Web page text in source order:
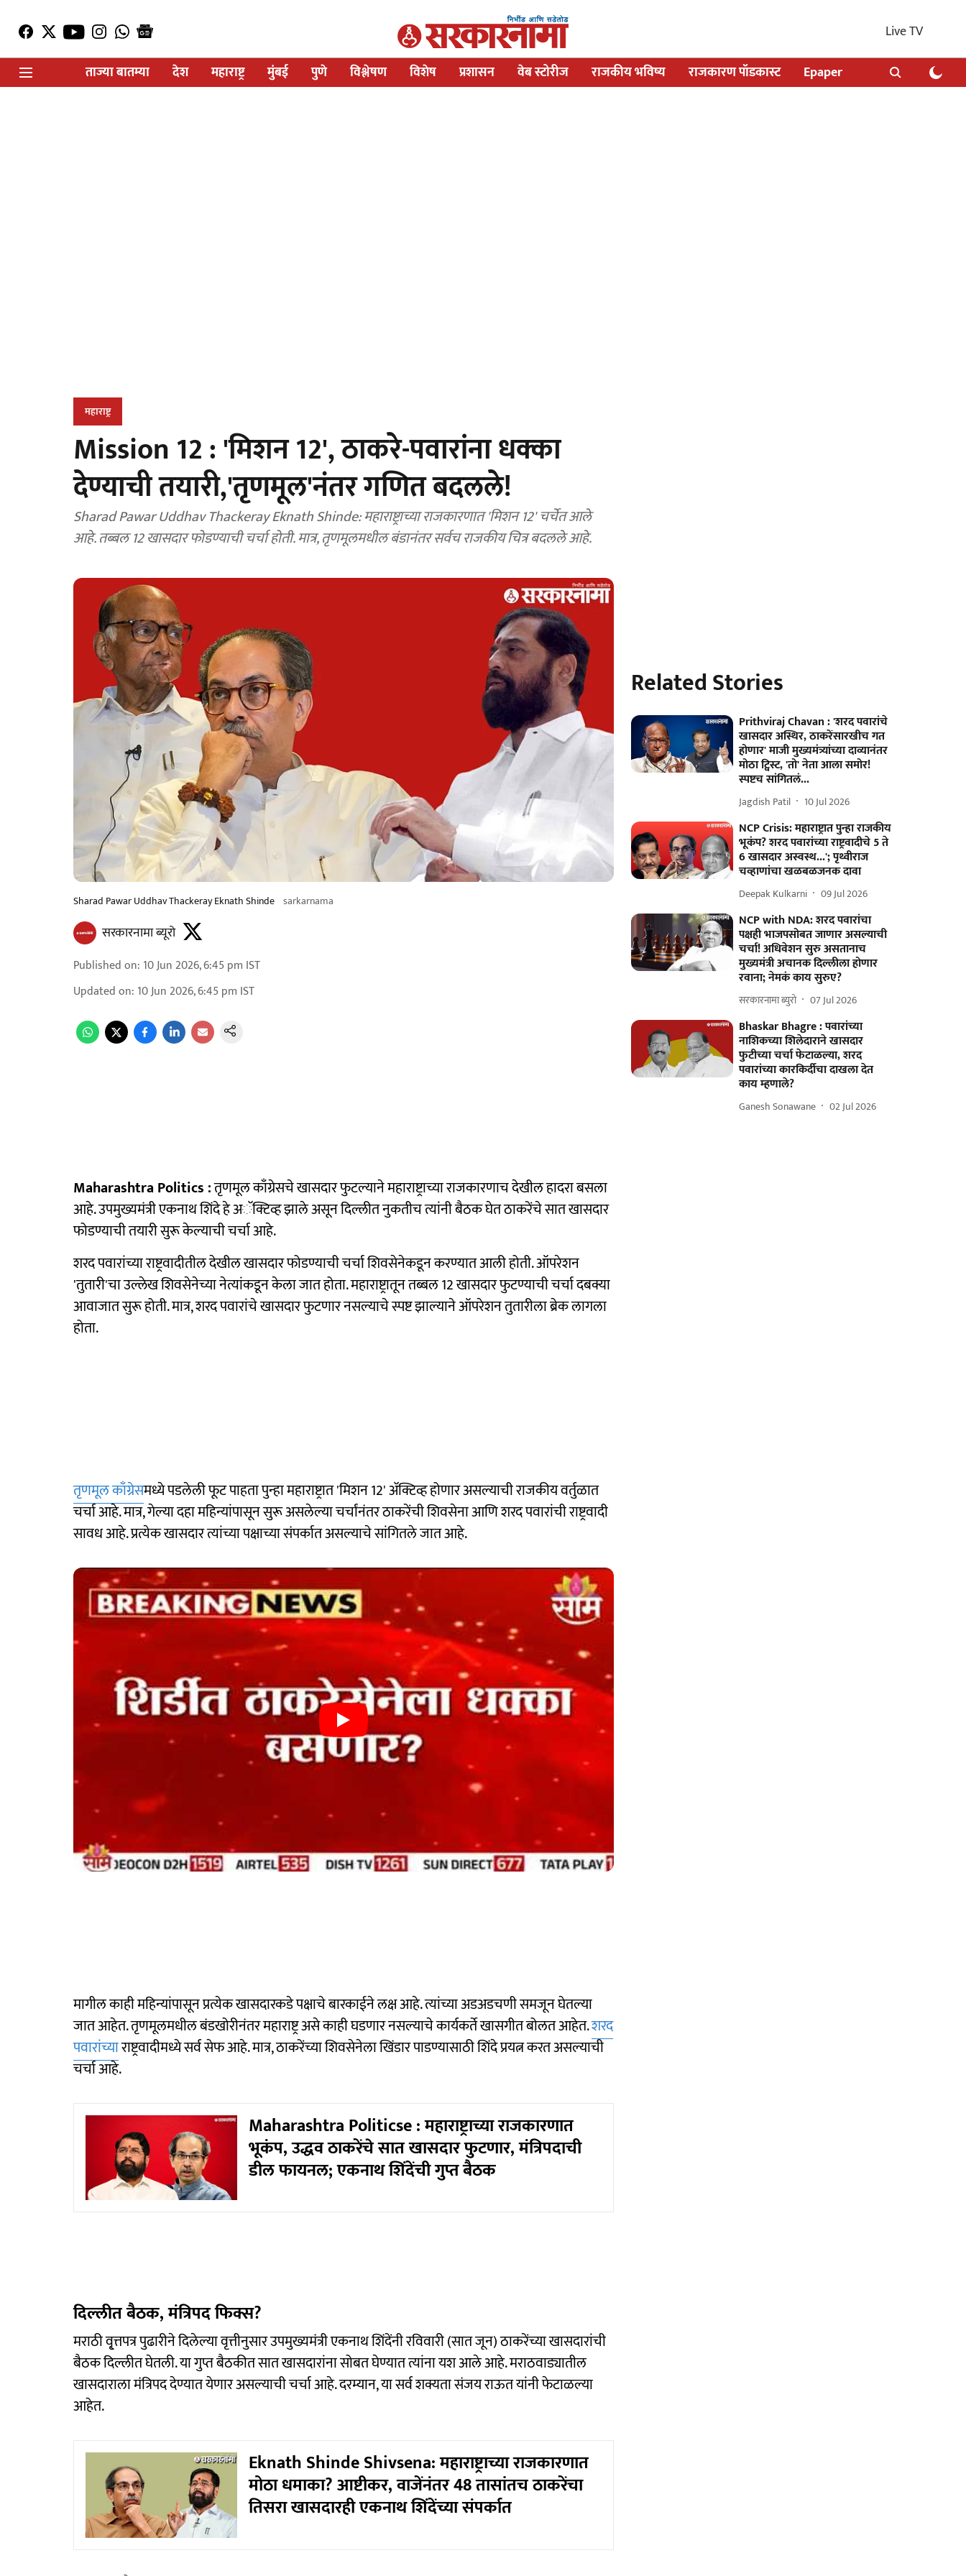
Live TV
ताज्या बातम्या
देश महाराष्ट्र मुंबई पुणे विश्लेषण विशेष प्रशासन वेब स्टोरीज राजकीय भविष्य राजकारण पॉडकास्ट Epaper
महाराष्ट्र
Mission 12 : 'मिशन 12', ठाकरे-पवारांना धक्का
देण्याची तयारी,'तृणमूल'नंतर गणित बदलले!
Sharad Pawar Uddhav Thackeray Eknath Shinde: महाराष्ट्राच्या राजकारणात 'मिशन 12' चर्चेत आले
आहे. तब्बल 12 खासदार फोडण्याची चर्चा होती. मात्र, तृणमूलमधील बंडानंतर सर्वच राजकीय चित्र बदलले आहे.
Sharad Pawar Uddhav Thackeray Eknath Shinde sarkarnama
सरकारनामा ब्यूरो
Published on: 10 Jun 2026, 6:45 pm IST
Updated on: 10 Jun 2026, 6:45 pm IST
Maharashtra Politics :तृणमूल काँग्रेसचे खासदार फुटल्याने महाराष्ट्राच्या राजकारणाच देखील हादरा बसला
आहे. उपमुख्यमंत्री एकनाथ शिंदे हे अॅक्टिव्ह झाले असून दिल्लीत नुकतीच त्यांनी बैठक घेत ठाकरेंचे सात खासदार
फोडण्याची तयारी सुरू केल्याची चर्चा आहे.
शरद पवारांच्या राष्ट्रवादीतील देखील खासदार फोडण्याची चर्चा शिवसेनेकडून करण्यात आली होती. ऑपरेशन
'तुतारी'चा उल्लेख शिवसेनेच्या नेत्यांकडून केला जात होता. महाराष्ट्रातून तब्बल 12 खासदार फुटण्याची चर्चा दबक्या
आवाजात सुरू होती. मात्र, शरद पवारांचे खासदार फुटणार नसल्याचे स्पष्ट झाल्याने ऑपरेशन तुतारीला ब्रेक लागला
होता.
तृणमूल काँग्रेसमध्ये पडलेली फूट पाहता पुन्हा महाराष्ट्रात 'मिशन 12' अ‍ॅक्टिव्ह होणार असल्याची राजकीय वर्तुळात
चर्चा आहे. मात्र, गेल्या दहा महिन्यांपासून सुरू असलेल्या चर्चांनंतर ठाकरेंची शिवसेना आणि शरद पवारांची राष्ट्रवादी
सावध आहे. प्रत्येक खासदार त्यांच्या पक्षाच्या संपर्कात असल्याचे सांगितले जात आहे.
मागील काही महिन्यांपासून प्रत्येक खासदारकडे पक्षाचे बारकाईने लक्ष आहे. त्यांच्या अडअडचणी समजून घेतल्या
जात आहेत. तृणमूलमधील बंडखोरीनंतर महाराष्ट्र असे काही घडणार नसल्याचे कार्यकर्ते खासगीत बोलत आहेत.शरद
पवारांच्याराष्ट्रवादीमध्ये सर्व सेफ आहे. मात्र, ठाकरेंच्या शिवसेनेला खिंडार पाडण्यासाठी शिंदे प्रयत्न करत असल्याची
चर्चा आहे.
Maharashtra Politicse : महाराष्ट्राच्या राजकारणात
भूकंप, उद्धव ठाकरेंचे सात खासदार फुटणार, मंत्रिपदाची
डील फायनल; एकनाथ शिंदेंची गुप्त बैठक
दिल्लीत बैठक, मंत्रिपद फिक्स?
मराठी वृ्त्तपत्र पुढारीने दिलेल्या वृत्तीनुसार उपमुख्यमंत्री एकनाथ शिंदेंनी रविवारी (सात जून) ठाकरेंच्या खासदारांची
बैठक दिल्लीत घेतली. या गुप्त बैठकीत सात खासदारांना सोबत घेण्यात त्यांना यश आले आहे. मराठवाड्यातील
खासदाराला मंत्रिपद देण्यात येणार असल्याची चर्चा आहे. दरम्यान, या सर्व शक्यता संजय राऊत यांनी फेटाळल्या
आहेत.
Eknath Shinde Shivsena: महाराष्ट्राच्या राजकारणात
मोठा धमाका? आष्टीकर, वाजेंनंतर 48 तासांतच ठाकरेंचा
तिसरा खासदारही एकनाथ शिंदेंच्या संपर्कात
Related Stories
Prithviraj Chavan : 'शरद पवारांचे
खासदार अस्थिर, ठाकरेंसारखीच गत
होणार' माजी मुख्यमंत्र्यांच्या दाव्यानंतर
मोठा ट्विस्ट, 'तो' नेता आला समोर!
स्पष्टच सांगितलं...
Jagdish Patil 10 Jul 2026
NCP Crisis: महाराष्ट्रात पुन्हा राजकीय
भूकंप? शरद पवारांच्या राष्ट्रवादीचे 5 ते
6 खासदार अस्वस्थ...'; पृथ्वीराज
चव्हाणांचा खळबळजनक दावा
Deepak Kulkarni 09 Jul 2026
NCP with NDA: शरद पवारांचा
पक्षही भाजपसोबत जाणार असल्याची
चर्चा! अधिवेशन सुरु असतानाच
मुख्यमंत्री अचानक दिल्लीला होणार
रवाना; नेमकं काय सुरुए?
सरकारनामा ब्युरो 07 Jul 2026
Bhaskar Bhagre : पवारांच्या
नाशिकच्या शिलेदाराने खासदार
फुटीच्या चर्चा फेटाळल्या, शरद
पवारांच्या कारकिर्दीचा दाखला देत
काय म्हणाले?
Ganesh Sonawane 02 Jul 2026